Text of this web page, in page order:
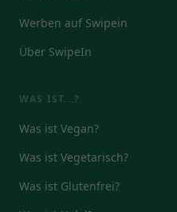
Werben auf Swipein
Über SwipeIn
WAS IST...?
Was ist Vegan?
Was ist Vegetarisch?
Was ist Glutenfrei?